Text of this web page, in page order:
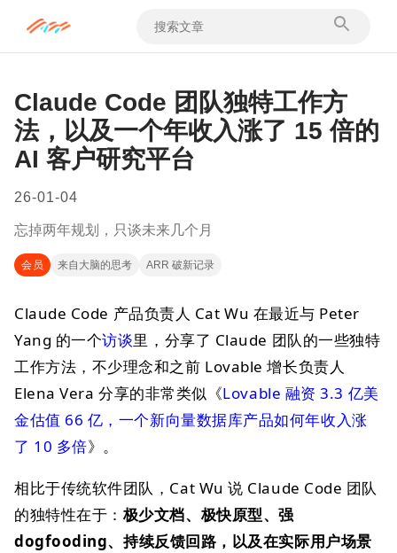
Claude Code 团队独特工作方
法，以及一个年收入涨了 15 倍的
AI 客户研究平台
26-01-04
忘掉两年规划，只谈未来几个月
会员 来自大脑的思考 ARR 破新记录
Claude Code 产品负责人 Cat Wu 在最近与 Peter
Yang 的一个访谈里，分享了 Claude 团队的一些独特
工作方法，不少理念和之前 Lovable 增长负责人
Elena Vera 分享的非常类似《Lovable 融资 3.3 亿美
金估值 66 亿，一个新向量数据库产品如何年收入涨
了 10 多倍》。
相比于传统软件团队，Cat Wu 说 Claude Code 团队
的独特性在于： 极少文档、极快原型、强
dogfooding、持续反馈回路，以及在实际用户场景